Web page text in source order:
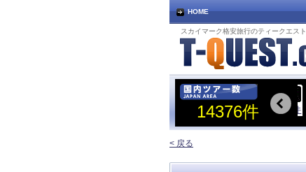
HOME
スカイマーク格安旅行のティークエスト
14376件
宮古島着 SHIMOJISHIMA
1200件
札幌着 SAPPORO
2544 件
< 戻る